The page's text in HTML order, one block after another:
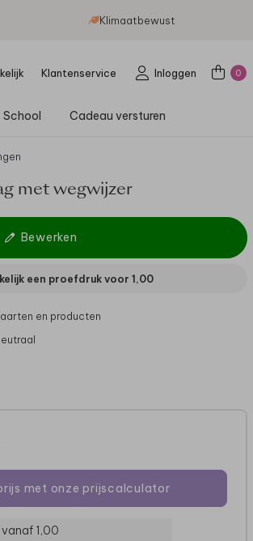
Klimaatbewust
Klantenservice Inloggen 0
Cadeau versturen
met wegwijzer
Bewerken
een proefdruk voor 1,00
en producten
met onze prijscalculator
vanaf 1,00